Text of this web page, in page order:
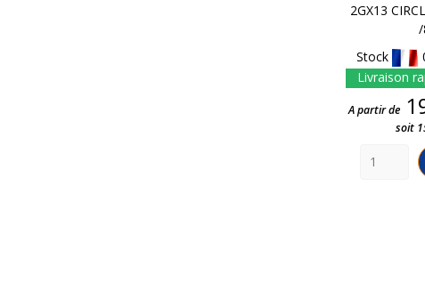
2GX13
/
Stock
Livraison
A partir de
soit